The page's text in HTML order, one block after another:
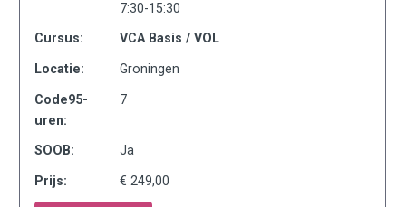
7:30-15:30
Cursus: VCA Basis / VOL
Locatie: Groningen
Code95-
uren:
7
SOOB: Ja
Prijs: € 249,00